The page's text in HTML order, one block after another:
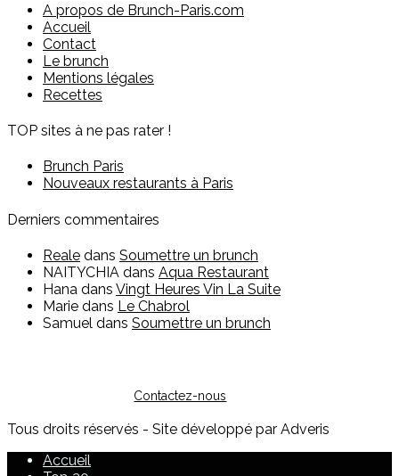
A propos de Brunch-Paris.com
Accueil
Contact
Le brunch
Mentions légales
Recettes
TOP sites à ne pas rater !
Brunch Paris
Nouveaux restaurants à Paris
Derniers commentaires
Reale dans Soumettre un brunch
NAITYCHIA dans Aqua Restaurant
Hana dans Vingt Heures Vin La Suite
Marie dans Le Chabrol
Samuel dans Soumettre un brunch
Contactez-nous
Tous droits réservés - Site développé par Adveris
Accueil